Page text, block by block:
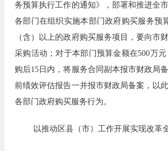
务预算执行工作的通知》，部署和推进全
各部门在组织实施本部门政府购买服务预
（含）以上的政府购买服务项目，要向市
采购活动；对于本部门预算金额在500万
购后15日内，将服务合同副本报市财政局
前绩效评估报告一并报市财政局备案，以
各部门政府购买服务行为。
以推动区县（市）工作开展实现改革